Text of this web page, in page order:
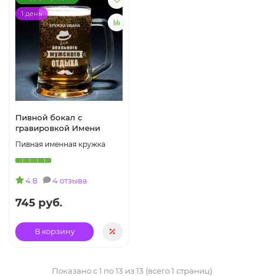
1 день
Пивной бокал с
гравировкой Имени
Пивная именная кружка
4.8 4 отзыва
745 руб.
В корзину
Показано с 1 по 13 из 13 (всего 1 страниц)